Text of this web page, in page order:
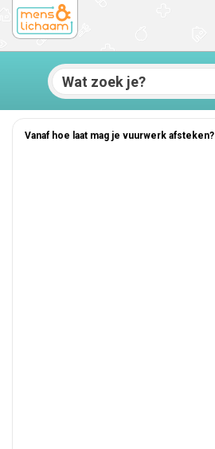
Vanaf hoe laat mag je vuurwerk afsteken?